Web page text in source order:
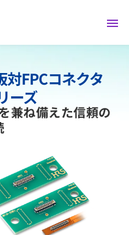
FPCコネクタ
ーズ
兼ね備えた信頼の